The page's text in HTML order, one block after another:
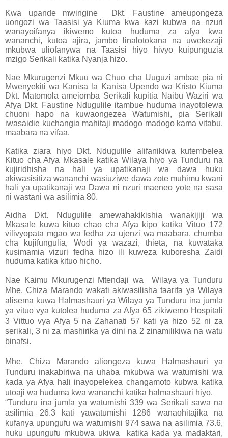
Kwa upande mwingine
Dkt. Faustine ameupongeza
uongozi wa Taasisi ya Kiuma kwa kazi kubwa na nzuri
wanayoifanya ikiwemo kutoa huduma za afya kwa
wananchi, kutoa ajira, jambo linalotokana na uwekezaji
mkubwa uliofanywa na Taasisi hiyo hivyo kuipunguzia
mzigo Serikali katika Nyanja hizo.
Nae Mkurugenzi Mkuu wa Chuo cha Uuguzi ambae pia ni
Mwenyekiti wa Kanisa la Kanisa Upendo wa Kristo Kiuma
Dkt. Matomola ameiomba Serikali kupitia Naibu Waziri wa
Afya Dkt. Faustine Ndugulile itambue huduma inayotolewa
chuoni hapo na kuwaongezea Watumishi, pia Serikali
iwasaidie kuchangia mahitaji madogo madogo kama vitabu,
maabara na vifaa.
Katika ziara hiyo Dkt. Ndugulile alifanikiwa kutembelea
Kituo cha Afya Mkasale katika Wilaya hiyo ya Tunduru na
kujiridhisha na hali ya upatikanaji wa dawa huku
akiwasisitiza wananchi wasiuziwe dawa zote muhimu kwani
hali ya upatikanaji wa Dawa ni nzuri maeneo yote na sasa
ni wastani wa asilimia 80.
Aidha Dkt. Ndugulile amewahakikishia wanakijiji wa
Mkasale kuwa kituo chao cha Afya kipo katika Vituo 172
vilivyopata mgao wa fedha za ujenzi wa maabara, chumba
cha kujifungulia, Wodi ya wazazi, thieta, na kuwataka
kusimamia vizuri fedha hizo ili kuweza kuboresha Zaidi
huduma katika kituo hicho.
Nae Kaimu Mkurugenzi Mtendaji wa
Wilaya ya Tunduru
Mhe. Chiza Marando wakati akiwasilisha taarifa ya Wilaya
alisema kuwa Halmashauri ya Wilaya ya Tunduru ina jumla
ya vituo vya kutolea huduma za Afya 65 zikiwemo Hospitali
3 Vittuo vya Afya 5 na Zahanati 57 kati ya hizo 52 ni za
serikali, 3 ni za mashirika ya dini na 2 zinamilikiwa na watu
binafsi.
Mhe. Chiza Marando aliongeza kuwa Halmashauri ya
Tunduru inakabiriwa na uhaba mkubwa wa watumishi wa
kada ya Afya hali inayopelekea changamoto kubwa katika
utoaji wa huduma kwa wananchi katika halmashauri hiyo.
“Tunduru ina jumla ya watumishi 339 wa Serikali sawa na
asilimia 26.3 kati yawatumishi 1286 wanaohitajika na
kufanya upungufu wa watumishi 974 sawa na asilimia 73.6,
huku upungufu mkubwa ukiwa
katika kada ya madaktari,